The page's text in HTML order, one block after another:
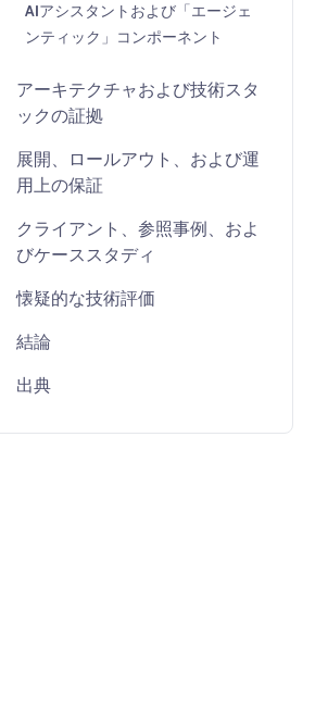
AIアシスタントおよび「エージェ
ンティック」コンポーネント
アーキテクチャおよび技術スタ
ックの証拠
展開、ロールアウト、および運
用上の保証
クライアント、参照事例、およ
びケーススタディ
懐疑的な技術評価
結論
出典